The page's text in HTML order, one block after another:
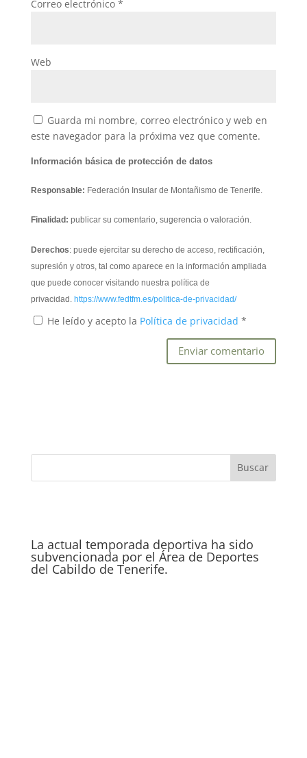
Correo electrónico *
Web
Guarda mi nombre, correo electrónico y web en
este navegador para la próxima vez que comente.
Información básica de protección de datos
Responsable: Federación Insular de Montañismo de Tenerife.
Finalidad: publicar su comentario, sugerencia o valoración.
Derechos: puede ejercitar su derecho de acceso, rectificación,
supresión y otros, tal como aparece en la información ampliada
que puede conocer visitando nuestra política de
privacidad. https://www.fedtfm.es/politica-de-privacidad/
He leído y acepto la Política de privacidad *
La actual temporada deportiva ha sido
subvencionada por el Área de Deportes
del Cabildo de Tenerife.